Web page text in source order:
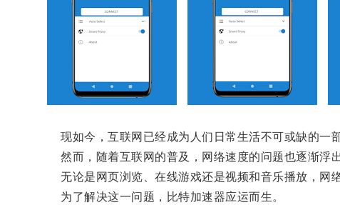
现如今，互联网已经成为人们日常生活不可或缺的一部
然而，随着互联网的普及，网络速度的问题也逐渐浮出
无论是网页浏览、在线游戏还是视频和音乐播放，网络
为了解决这一问题，比特加速器应运而生。